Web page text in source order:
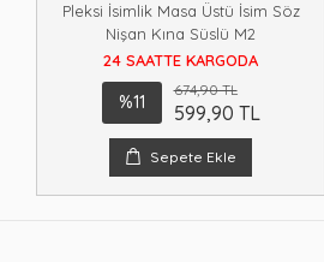
Pleksi İsimlik Masa Üstü İsim Söz
Nişan Kına Süslü M2
24 SAATTE KARGODA
%11
674,90 TL
599,90 TL
Sepete Ekle